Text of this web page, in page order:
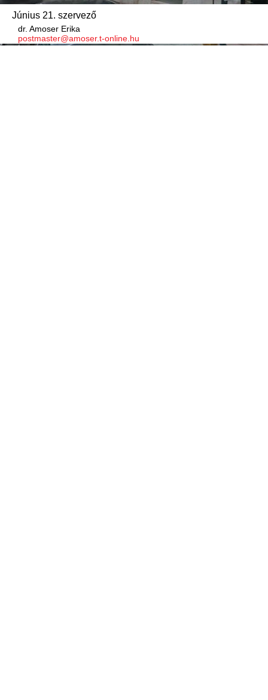
Június 21. szervező
dr. Amoser Erika
postmaster@amoser.t-online.hu